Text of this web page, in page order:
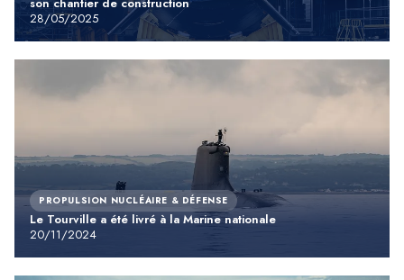
28/05/2025
PROPULSION NUCLÉAIRE & DÉFENSE
Le Tourville a été livré à la Marine nationale
20/11/2024